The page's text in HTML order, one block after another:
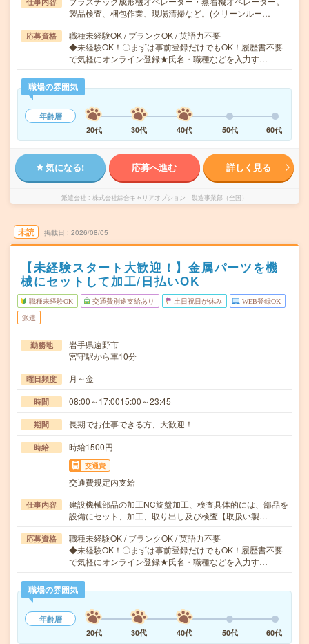
製品検査、梱包作業、現場清掃など。(クリーンルー…
応募資格
職種未経験OK / ブランクOK / 英語力不要
◆未経験OK！〇まずは事前登録だけでもOK！履歴書不要
で気軽にオンライン登録★氏名・職種などを入力す…
職場の雰囲気
年齢層
20代
30代 40代 50代 60代
気になる! 応募へ進む 詳しく見る
派遣会社 株式会社綜合キャリアオプション 製造事業部（全国）
未読 掲載日 2026/08/05
【未経験スタート大歓迎！】金属パーツを機
械にセットして加工/日払いOK
職種未経験OK 交通費別途支給あり 土日祝日が休み WEB登録OK
派遣
勤務地
岩手県遠野市
宮守駅から車10分
曜日頻度 月～金
時間 08:00～17:0015:00～23:45
期間 長期でお仕事できる方、大歓迎！
時給 時給1500円
交通費
交通費規定内支給
仕事内容
建設機械部品の加工NC旋盤加工、検査具体的には、部品を
設備にセット、加工、取り出し及び検査【取扱い製…
応募資格
職種未経験OK / ブランクOK / 英語力不要
◆未経験OK！〇まずは事前登録だけでもOK！履歴書不要
で気軽にオンライン登録★氏名・職種などを入力す…
職場の雰囲気
年齢層
20代
30代 40代 50代 60代